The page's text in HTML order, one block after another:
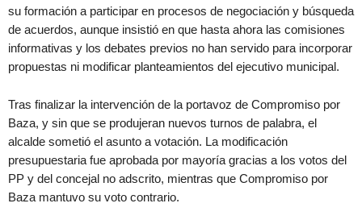
su formación a participar en procesos de negociación y búsqueda
de acuerdos, aunque insistió en que hasta ahora las comisiones
informativas y los debates previos no han servido para incorporar
propuestas ni modificar planteamientos del ejecutivo municipal.
Tras finalizar la intervención de la portavoz de Compromiso por
Baza, y sin que se produjeran nuevos turnos de palabra, el
alcalde sometió el asunto a votación. La modificación
presupuestaria fue aprobada por mayoría gracias a los votos del
PP y del concejal no adscrito, mientras que Compromiso por
Baza mantuvo su voto contrario.